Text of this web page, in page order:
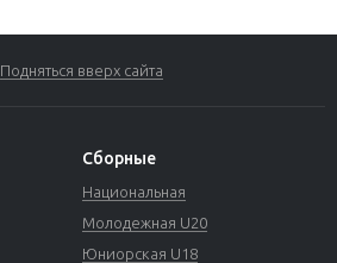
Подняться вверх сайта
Сборные
Национальная
Молодежная U20
Юниорская U18